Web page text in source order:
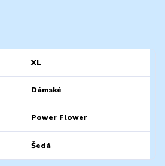
XL
Dámské
Power Flower
Šedá